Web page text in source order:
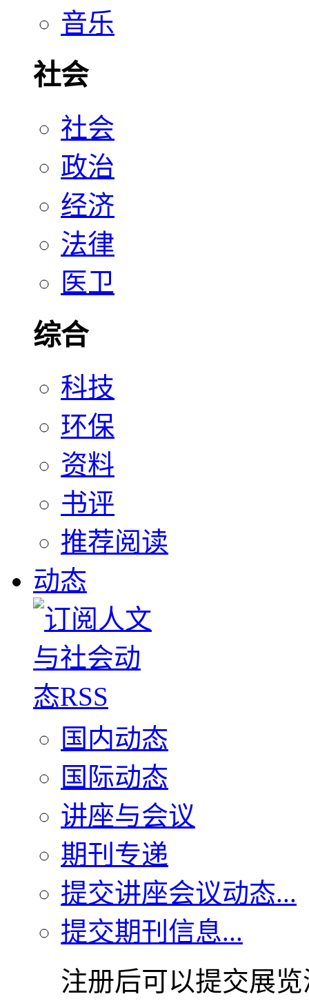
音乐
社会
社会
政治
经济
法律
医卫
综合
科技
环保
资料
书评
推荐阅读
动态
国内动态
国际动态
讲座与会议
期刊专递
提交讲座会议动态...
提交期刊信息...
注册后可以提交展